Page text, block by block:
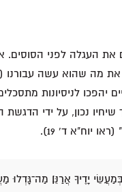
העגלה לפני הסוסים.
את מה שהוא עשה
יהפכו לניסיונות
נכון, על ידי
יוח"א ד' 19).
יָדֶיךָ אֲרַנֵּן׃